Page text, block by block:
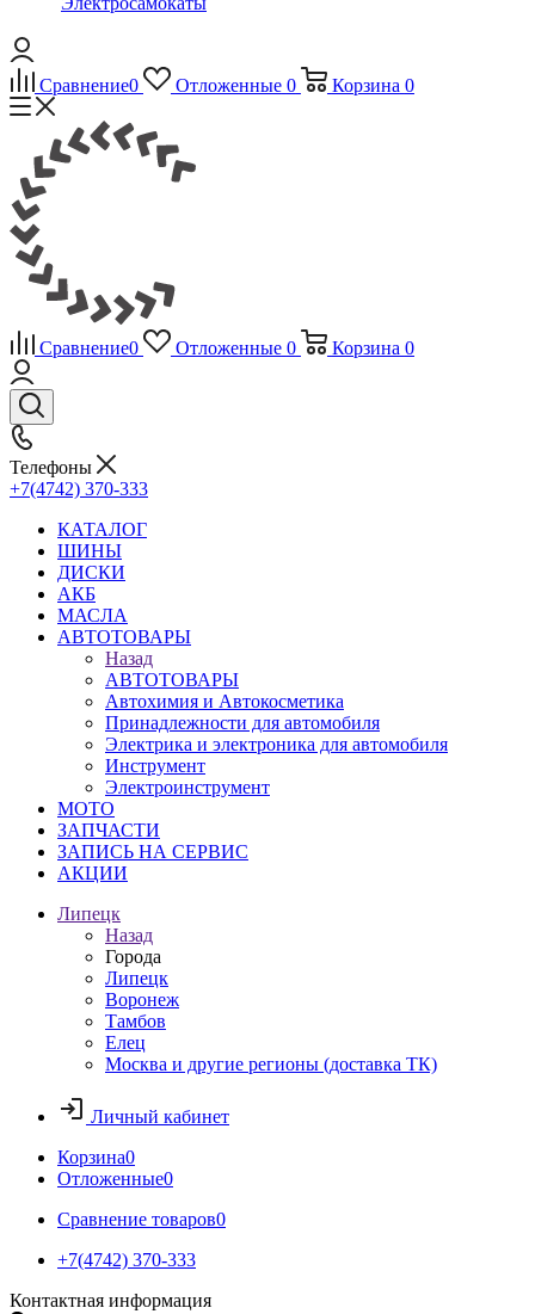
Сравнение0 Отложенные 0 Корзина 0
Сравнение0 Отложенные 0 Корзина 0
Телефоны
+7(4742) 370-333
КАТАЛОГ
ШИНЫ
ДИСКИ
АКБ
МАСЛА
АВТОТОВАРЫ
Назад
АВТОТОВАРЫ
Автохимия и Автокосметика
Принадлежности для автомобиля
Электрика и электроника для автомобиля
Инструмент
Электроинструмент
МОТО
ЗАПЧАСТИ
ЗАПИСЬ НА СЕРВИС
АКЦИИ
Липецк
Назад
Города
Липецк
Воронеж
Тамбов
Елец
Москва и другие регионы (доставка ТК)
Личный кабинет
Корзина0
Отложенные0
Сравнение товаров0
+7(4742) 370-333
Контактная информация